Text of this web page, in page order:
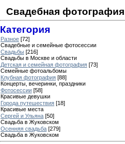
Свадебная фотография
Категория
Разное [72]
Свадебные и семейные фотосессии
Свадьбы [216]
Свадьбы в Москве и области
Детская и семейная фотография [73]
Семейные фотоальбомы
Клубная фотография [88]
Концерты, вечеринки, праздники
Фотосессии [58]
Красивые девушки
Города путешествия [18]
Красивые места
Сергей и Ульяна [50]
Свадьба в Жуковском
Осенняя свадьба [279]
Свадьба в Жуковском